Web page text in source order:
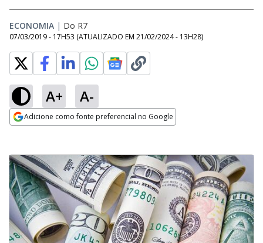
ECONOMIA | Do R7
07/03/2019 - 17H53 (ATUALIZADO EM 21/02/2024 - 13H28)
A+ A-
Adicione como fonte preferencial no Google